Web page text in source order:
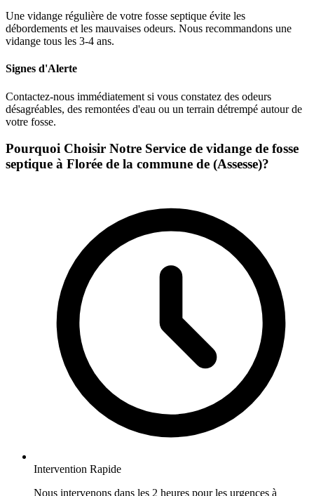
Une vidange régulière de votre fosse septique évite les
débordements et les mauvaises odeurs. Nous recommandons une
vidange tous les 3-4 ans.
Signes d'Alerte
Contactez-nous immédiatement si vous constatez des odeurs
désagréables, des remontées d'eau ou un terrain détrempé autour de
votre fosse.
Pourquoi Choisir Notre Service de vidange de fosse
septique à Florée de la commune de (Assesse)?
Intervention Rapide
Nous intervenons dans les 2 heures pour les urgences à